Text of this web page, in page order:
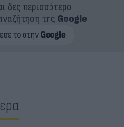
δες περισσότερο
της Google